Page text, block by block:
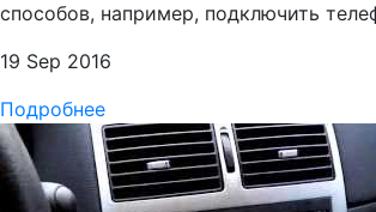
способов, например, подключить
19 Sep 2016
Подробнее